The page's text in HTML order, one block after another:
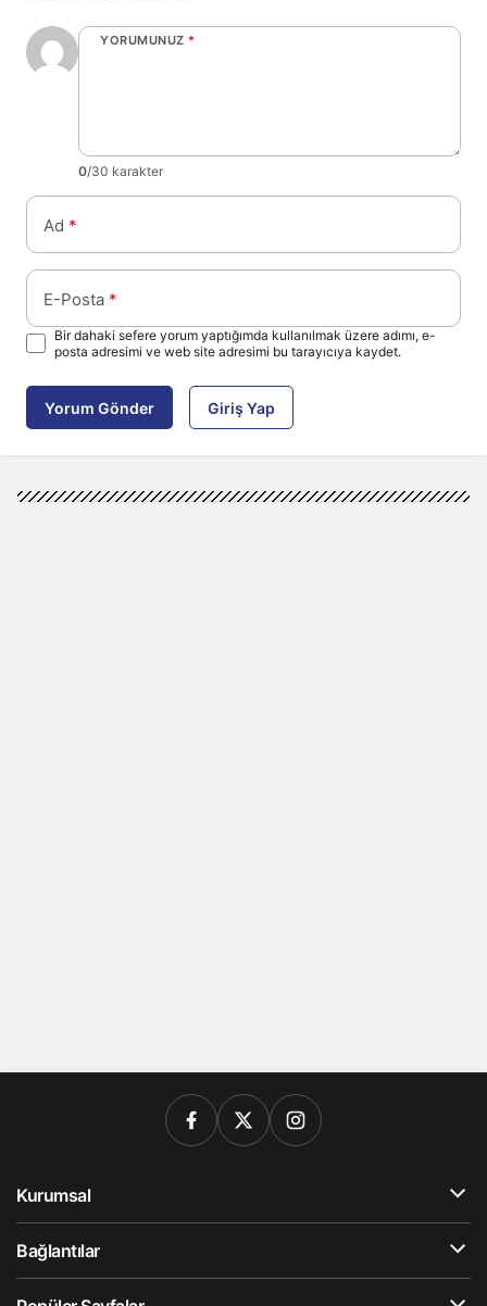
YORUMUNUZ *
0/30 karakter
Ad *
E-Posta *
Bir dahaki sefere yorum yaptığımda kullanılmak üzere adımı, e-
posta adresimi ve web site adresimi bu tarayıcıya kaydet.
Yorum Gönder Giriş Yap
Kurumsal
Bağlantılar